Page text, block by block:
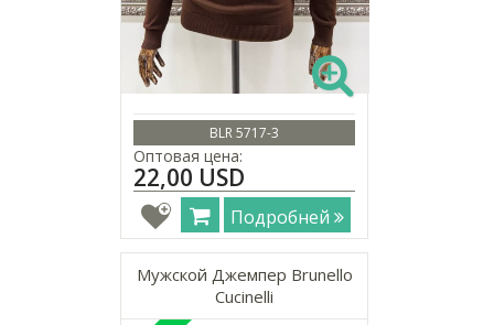
BLR 5717-3
Оптовая цена:
22,00 USD
Подробней
Мужской Джемпер Brunello
Cucinelli